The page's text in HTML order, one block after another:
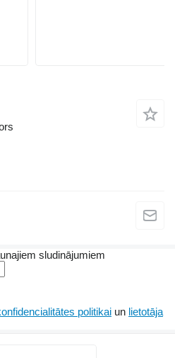
sludinājumiem
politikai un lietotāja